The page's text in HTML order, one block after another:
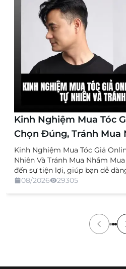
Kinh Nghiệm Mua Tóc
Chọn Đúng, Tránh Mua
Kinh Nghiệm Mua Tóc Giả
Nhiên Và Tránh Mua Nhầm
đến sự tiện lợi, giúp bạn dễ
dáng, chất liệu và mức giá mà
08/2026 29305